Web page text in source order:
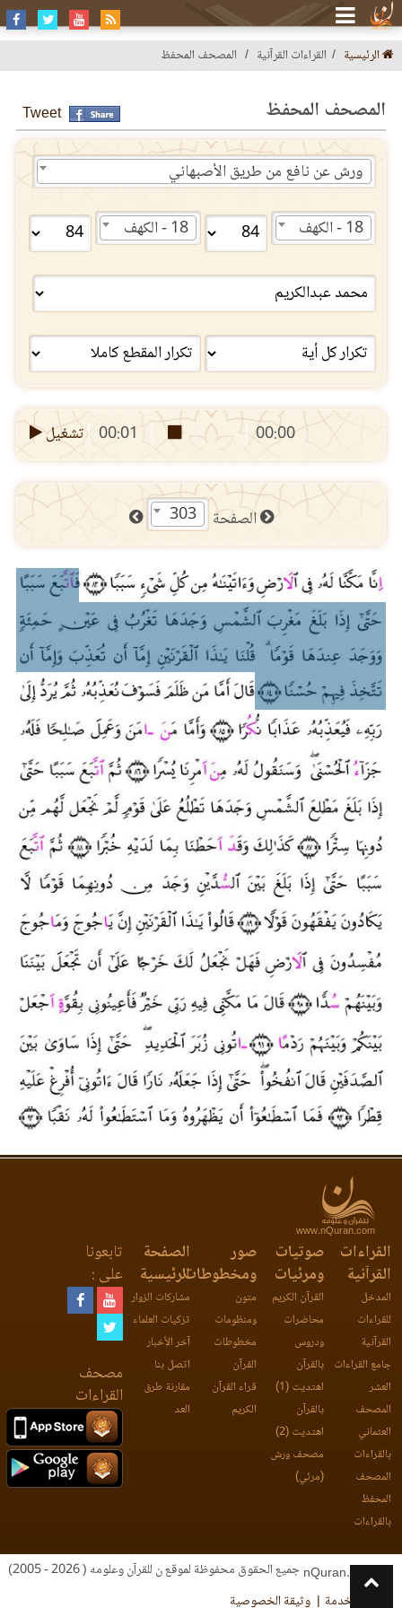
الرئيسية القراءات القرآنية المصحف المحفظ
المصحف المحفظ Tweet
ورش عن نافع من طريق الأصبهاني
18 - الكهف 18 - الكهف
00:00
00:01 تشغيل
الصفحة 303
www.nQuran.com
القراءات
القرآنية
المدخل
للقراءات
القرآنية
جامع القراءات
العشر
المصحف
العثماني
بالقراءات
المصحف
المحفظ
بالقراءات
صوتيات
ومرئيات
القرآن الكريم
محاضرات
ودروس
بالقرآن
اهتديت (1)
بالقرآن
اهتديت (2)
مصحف ورش
(مرئي)
صور
ومخطوطات
متون
ومنظومات
مخطوطات
القرآن
قراء القرآن
الكريم
الصفحة
الرئيسية
مشاركات الزوار
تزكيات العلماء
آخر الأخبار
اتصل بنا
مقارنة طرق
العد
تابعونا
على :
مصحف
القراءات
جميع الحقوق محفوظة لموقع ن للقرآن وعلومه ( 2026 - 2005)
nQuran.com
اتفاقية الخدمة
وثيقة الخصوصية